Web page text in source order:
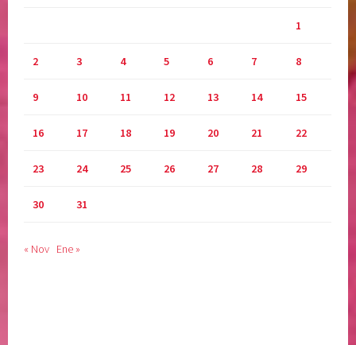
1
2 3 4 5 6 7 8
9 10 11 12 13 14 15
16 17 18 19 20 21 22
23 24 25 26 27 28 29
30 31
« Nov Ene »